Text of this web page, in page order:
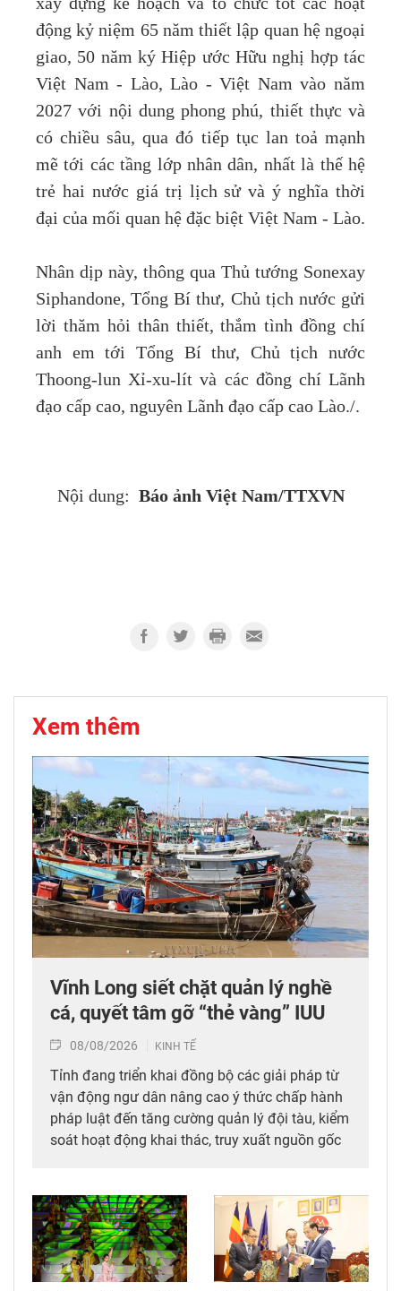
động kỷ niệm 65 năm thiết lập quan hệ ngoại
giao, 50 năm ký Hiệp ước Hữu nghị hợp tác
Việt Nam - Lào, Lào - Việt Nam vào năm
2027 với nội dung phong phú, thiết thực và
có chiều sâu, qua đó tiếp tục lan toả mạnh
mẽ tới các tầng lớp nhân dân, nhất là thế hệ
trẻ hai nước giá trị lịch sử và ý nghĩa thời
đại của mối quan hệ đặc biệt Việt Nam - Lào.
Nhân dịp này, thông qua Thủ tướng Sonexay
Siphandone, Tổng Bí thư, Chủ tịch nước gửi
lời thăm hỏi thân thiết, thắm tình đồng chí
anh em tới Tổng Bí thư, Chủ tịch nước
Thoong-lun Xỉ-xu-lít và các đồng chí Lãnh
đạo cấp cao, nguyên Lãnh đạo cấp cao Lào./.
Nội dung: Báo ảnh Việt Nam/TTXVN
Xem thêm
Vĩnh Long siết chặt quản lý nghề
cá, quyết tâm gỡ “thẻ vàng” IUU
08/08/2026 KINH TẾ
Tỉnh đang triển khai đồng bộ các giải pháp từ
vận động ngư dân nâng cao ý thức chấp hành
pháp luật đến tăng cường quản lý đội tàu, kiểm
soát hoạt động khai thác, truy xuất nguồn gốc